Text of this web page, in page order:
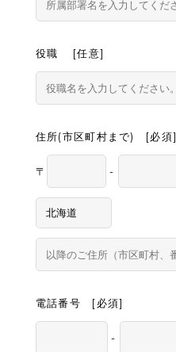
役職 [任意]
住所(市区町村まで) [必須]
〒 -
電話番号 [必須]
-